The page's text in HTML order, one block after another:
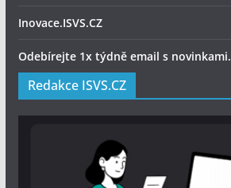
Inovace.ISVS.CZ
Odebírejte 1x týdně email s novinkami.
Redakce ISVS.CZ